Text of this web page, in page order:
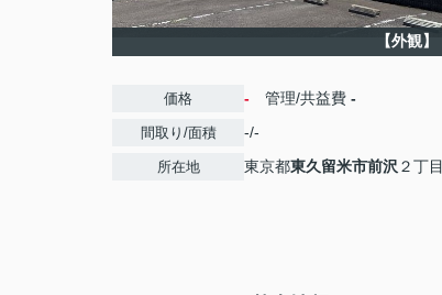
【外観】
価格 - 管理/共益費 -
間取り/面積 -/-
所在地 東京都東久留米市前沢 ２丁目